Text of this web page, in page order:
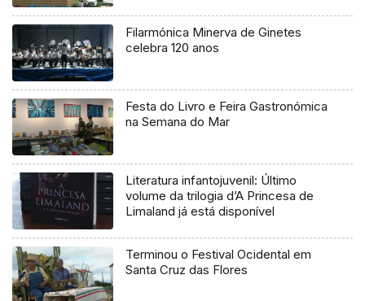
Filarmónica Minerva de Ginetes
celebra 120 anos
Festa do Livro e Feira Gastronómica
na Semana do Mar
Literatura infantojuvenil: Último
volume da trilogia d’A Princesa de
Limaland já está disponível
Terminou o Festival Ocidental em
Santa Cruz das Flores